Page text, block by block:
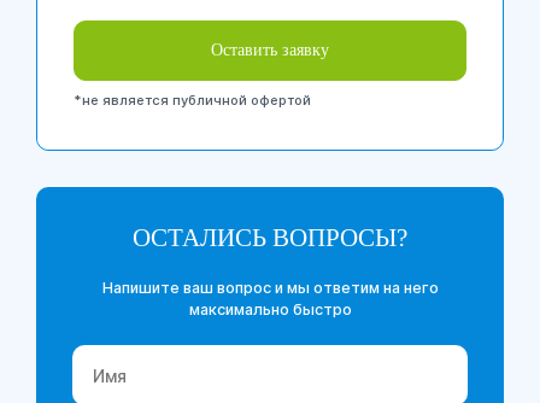
Оставить заявку
*не является публичной офертой
ОСТАЛИСЬ ВОПРОСЫ?
Напишите ваш вопрос и мы ответим на него
максимально быстро
Имя